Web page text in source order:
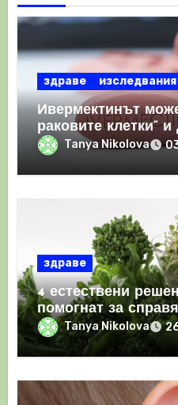
здраве изследвания
Ивермектинът
раковите клетки“
имунния отговор
Tanya Nikolova
здраве
4 естествени
помогнат за
Tanya Nikolova